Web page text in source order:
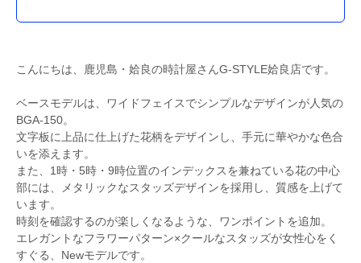
こんにちは、鹿児島・姶良の時計屋さんG-STYLE姶良店です。
ベースモデルは、ワイドフェイスでシンプルなデザインが人気の
BGA-150。
文字板に上品に仕上げた花柄をデザインし、手元に華やかな色合
いを添えます。
また、1時・5時・9時位置のインデックスを兼ねている花の中心
部には、メタリックなスタッズデザインを採用し、質感を上げて
います。
時刻を確認するのが楽しくなるような、ワンポイントを追加。
エレガントなフラワーパターン×クールなスタッズが女性心をく
すぐる、Newモデルです。